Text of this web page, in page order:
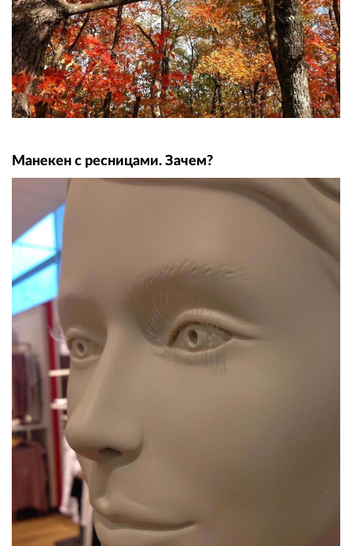
Манекен с ресницами. Зачем?